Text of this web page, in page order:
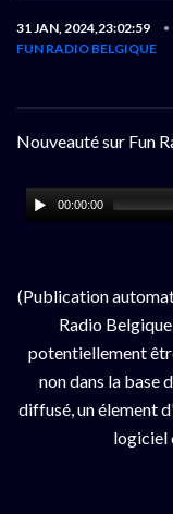
31 JAN, 2024,23:02:59 •
FUN RADIO BELGIQUE
Nouveauté sur Fun
00:00:00
(Publication
Radio
potentiellement
non dans la base
diffusé, un élement
logiciel